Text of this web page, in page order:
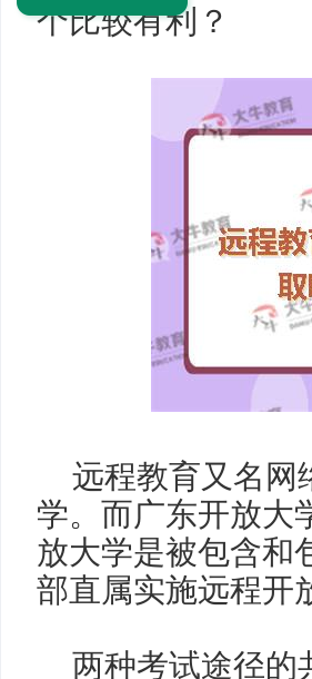
个比较有利？
远程教育又名网
学。而广东开放大
放大学是被包含和
部直属实施远程开
两种考试途径的